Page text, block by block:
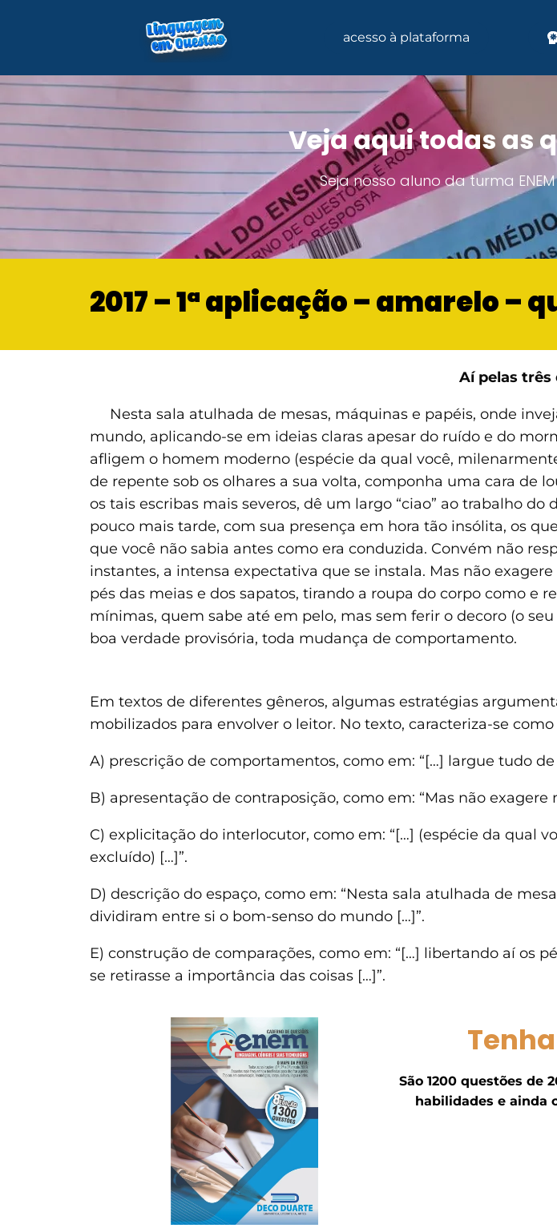
acesso à plataforma
Veja aqui todas as
Seja nosso aluno da turma
2017 – 1ª aplicação – amarelo –
Aí pelas três
Nesta sala atulhada de mesas, máquinas e papéis, onde
mundo, aplicando-se em ideias claras apesar do ruído e do
afligem o homem moderno (espécie da qual você,
de repente sob os olhares a sua volta, componha uma cara de
os tais escribas mais severos, dê um largo “ciao” ao trabalho
pouco mais tarde, com sua presença em hora tão insólita, os
que você não sabia antes como era conduzida. Convém não
instantes, a intensa expectativa que se instala. Mas não
pés das meias e dos sapatos, tirando a roupa do corpo como e
mínimas, quem sabe até em pelo, mas sem ferir o decoro (o
boa verdade provisória, toda mudança de comportamento.
Em textos de diferentes gêneros, algumas estratégias
mobilizados para envolver o leitor. No texto, caracteriza-se
A) prescrição de comportamentos, como em: “[…] largue tudo
B) apresentação de contraposição, como em: “Mas não
C) explicitação do interlocutor, como em: “[…] (espécie da qual
excluído) […]”.
D) descrição do espaço, como em: “Nesta sala atulhada de
dividiram entre si o bom-senso do mundo […]”.
E) construção de comparações, como em: “[…] libertando aí os
se retirasse a importância das coisas […]”.
São 1200 questões de
habilidades e ainda